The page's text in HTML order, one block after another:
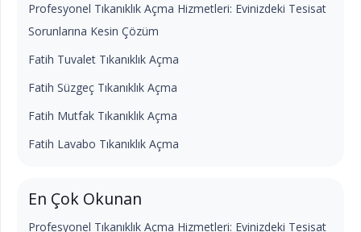
Profesyonel Tıkanıklık Açma Hizmetleri: Evinizdeki Tesisat
Sorunlarına Kesin Çözüm
Fatih Tuvalet Tıkanıklık Açma
Fatih Süzgeç Tıkanıklık Açma
Fatih Mutfak Tıkanıklık Açma
Fatih Lavabo Tıkanıklık Açma
En Çok Okunan
Profesyonel Tıkanıklık Açma Hizmetleri: Evinizdeki Tesisat